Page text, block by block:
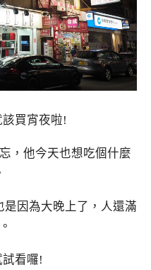
買宵夜啦!
，他今天也想吃個什麼
因為大晚上了，人還滿
看囉!